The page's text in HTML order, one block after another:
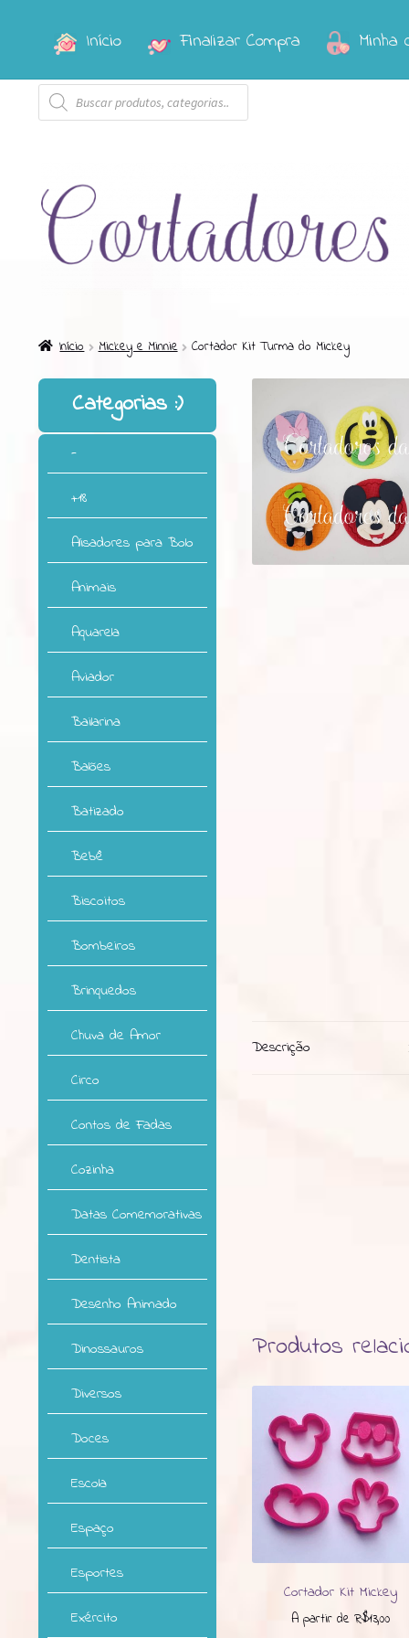
Pular
navegação
Pular
conteúdo
Início Finalizar Compra Minha
Pesquisar
produtos
Início Mickey e Minnie Cortador Kit Turma do Mickey
Descrição
Produtos
Cortador Kit Mickey
A partir deR$13,00
Categorias
-
+18
Alisadores para Bolo
Animais
Aquarela
Aviador
Bailarina
Balões
Batizado
Bebê
Biscoitos
Bombeiros
Brinquedos
Chuva de Amor
Circo
Contos de Fadas
Cozinha
Datas Comemorativas
Dentista
Desenho Animado
Dinossauros
Diversos
Doces
Escola
Espaço
Esportes
Exército